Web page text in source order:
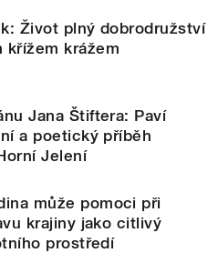
Život plný dobrodružství
křížem krážem
Jana Štiftera: Paví
a poetický příběh
Jelení
může pomoci při
krajiny jako citlivý
prostředí